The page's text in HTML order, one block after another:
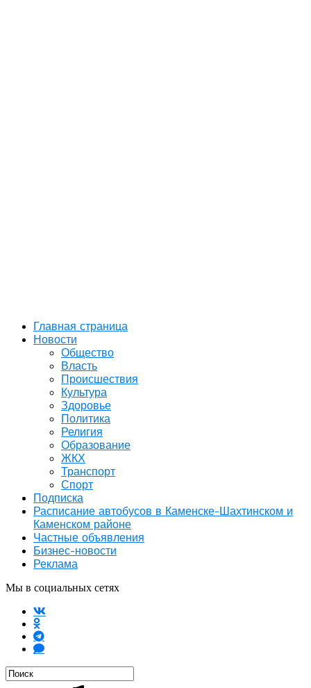
Главная страница
Новости
Общество
Власть
Происшествия
Культура
Здоровье
Политика
Религия
Образование
ЖКХ
Транспорт
Спорт
Подписка
Расписание автобусов в Каменске-Шахтинском и
Каменском районе
Частные объявления
Бизнес-новости
Реклама
Мы в социальных сетях